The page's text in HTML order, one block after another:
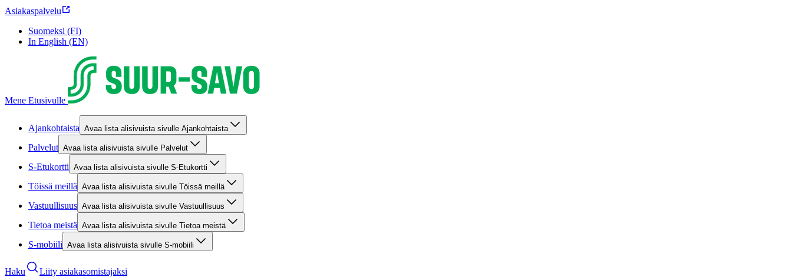
Asiakaspalvelu
Suomeksi (FI)
In English (EN)
Mene Etusivulle
Ajankohtaista Avaa lista alisivuista sivulle Ajankohtaista
Palvelut Avaa lista alisivuista sivulle Palvelut
S-Etukortti Avaa lista alisivuista sivulle S-Etukortti
Töissä meillä Avaa lista alisivuista sivulle Töissä meillä
Vastuullisuus Avaa lista alisivuista sivulle Vastuullisuus
Tietoa meistä Avaa lista alisivuista sivulle Tietoa meistä
S-mobiili Avaa lista alisivuista sivulle S-mobiili
Haku Liity asiakasomistajaksi